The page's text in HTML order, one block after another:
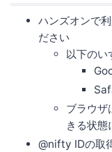
ハンズオンで
ださい
以下のい
ブラウ
きる状態
@nifty IDの取